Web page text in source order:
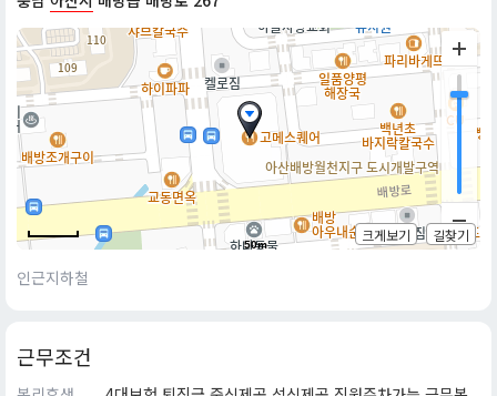
50m
크게보기 길찾기
인근지하철
근무조건